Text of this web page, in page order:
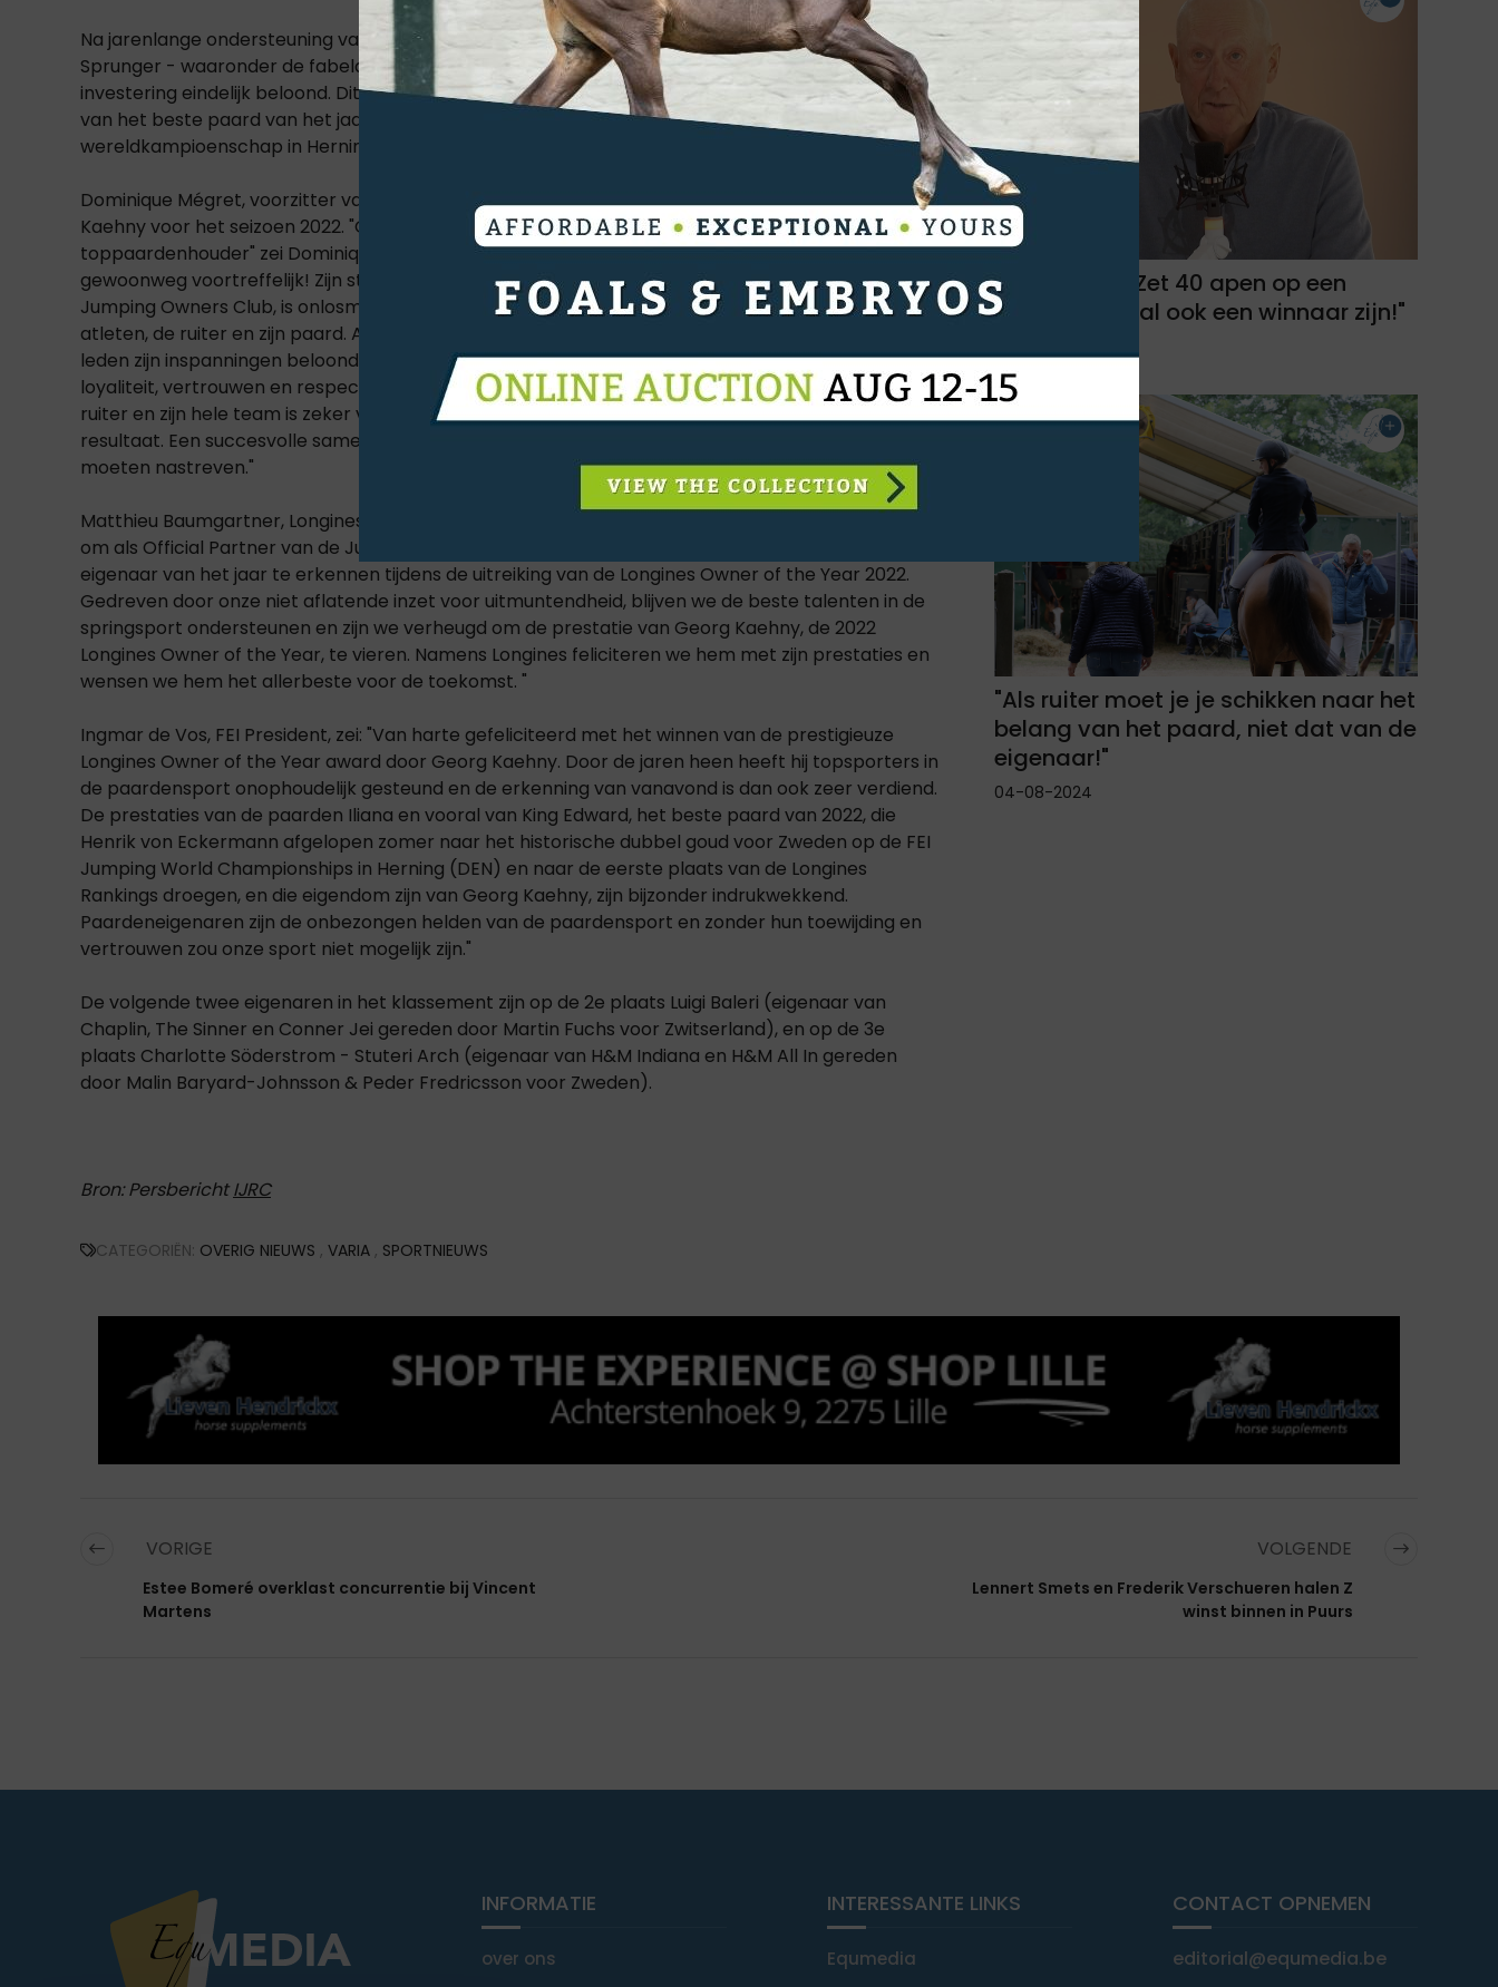
Na jarenlange ondersteuning van de springwereld als eigenaar van de toppaarden van Janika
Sprunger - waaronder de fabelachtige Paloubet d'Halong en Bacardi VDL - ziet Georg Kaehny zijn
investering eindelijk beloond. Dit resultaat werd mogelijk gemaakt door het uitstekende seizoen
van het beste paard van het jaar 2022, King Edward, tweevoudig gouden medaillewinnaar op het
wereldkampioenschap in Herning (DEN) en gereden door Henrik Von Eckermann (SWE).
Dominique Mégret, voorzitter van de Jumping Owners Club, was erg blij met het succes van Georg
Kaehny voor het seizoen 2022. "Georg Kaehny miste nog een echte inwijding als
toppaardenhouder" zei Dominique Mégret. " Zijn prestaties als toppaardeneigenaar zijn
gewoonweg voortreffelijk! Zijn steun, zoals die van alle gepassioneerde eigenaren die lid zijn van de
Jumping Owners Club, is onlosmakelijk verbonden met het succes van een heel team rond twee
atleten, de ruiter en zijn paard. Als voorzitter van de JOC ben ik uiteraard trots dat een van onze
leden zijn inspanningen beloond ziet. Maar bovenal laat deze prestatie zien hoe belangrijk
loyaliteit, vertrouwen en respect zijn. De sterke, positieve en langdurige relatie tussen Georg, zijn
ruiter en zijn hele team is zeker verantwoordelijk voor een groot deel van dit ongelooflijke
resultaat. Een succesvolle samenwerking op lange termijn opbouwen is wat elke ruiter zou
moeten nastreven."
Matthieu Baumgartner, Longines Vice President Marketing, zei: "Ook dit jaar is Longines er trots op
om als Official Partner van de Jumping Owners Club de bijdragen van de meest succesvolle
eigenaar van het jaar te erkennen tijdens de uitreiking van de Longines Owner of the Year 2022.
Gedreven door onze niet aflatende inzet voor uitmuntendheid, blijven we de beste talenten in de
springsport ondersteunen en zijn we verheugd om de prestatie van Georg Kaehny, de 2022
Longines Owner of the Year, te vieren. Namens Longines feliciteren we hem met zijn prestaties en
wensen we hem het allerbeste voor de toekomst. "
Ingmar de Vos, FEI President, zei: "Van harte gefeliciteerd met het winnen van de prestigieuze
Longines Owner of the Year award door Georg Kaehny. Door de jaren heen heeft hij topsporters in
de paardensport onophoudelijk gesteund en de erkenning van vanavond is dan ook zeer verdiend.
De prestaties van de paarden Iliana en vooral van King Edward, het beste paard van 2022, die
Henrik von Eckermann afgelopen zomer naar het historische dubbel goud voor Zweden op de FEI
Jumping World Championships in Herning (DEN) en naar de eerste plaats van de Longines
Rankings droegen, en die eigendom zijn van Georg Kaehny, zijn bijzonder indrukwekkend.
Paardeneigenaren zijn de onbezongen helden van de paardensport en zonder hun toewijding en
vertrouwen zou onze sport niet mogelijk zijn."
De volgende twee eigenaren in het klassement zijn op de 2e plaats Luigi Baleri (eigenaar van
Chaplin, The Sinner en Conner Jei gereden door Martin Fuchs voor Zwitserland), en op de 3e
plaats Charlotte Söderstrom - Stuteri Arch (eigenaar van H&M Indiana en H&M All In gereden
door Malin Baryard-Johnsson & Peder Fredricsson voor Zweden).
Bron: PersberichtIJRC
Jos Kumps: "Zet 40 apen op een
paard en er zal ook een winnaar zijn!"
"Als ruiter moet je je schikken naar het
belang van het paard, niet dat van de
eigenaar!"
04-08-2024
CATEGORIËN: OVERIG NIEUWS , VARIA , SPORTNIEUWS
VORIGE
Estee Bomeré overklast concurrentie bij Vincent
Martens
VOLGENDE
Lennert Smets en Frederik Verschueren halen Z
winst binnen in Puurs
INFORMATIE
over ons
INTERESSANTE LINKS
Equmedia
CONTACT OPNEMEN
editorial@equmedia.be